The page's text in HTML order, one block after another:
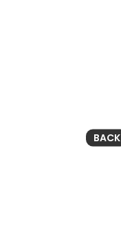
BACK